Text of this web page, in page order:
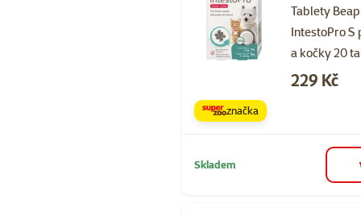
Tablety
IntestoPro S
a kočky 20
Cena
229 Kč
značka
Skladem